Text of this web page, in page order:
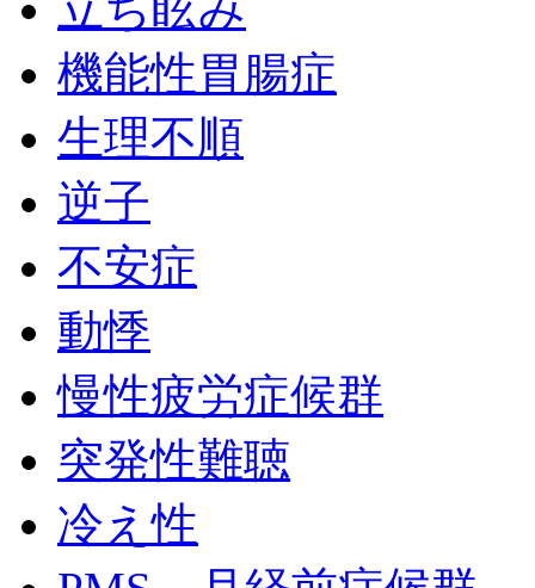
機能性胃腸症
生理不順
逆子
不安症
動悸
慢性疲労症候群
突発性難聴
冷え性